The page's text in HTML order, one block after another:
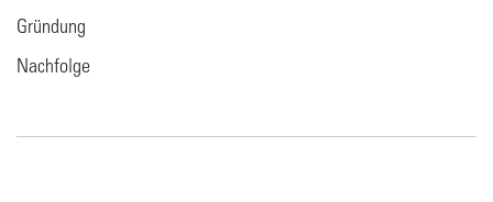
Gründung
Nachfolge